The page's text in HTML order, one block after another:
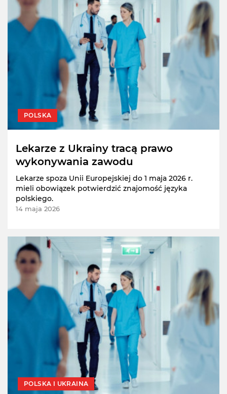
POLSKA
Lekarze z Ukrainy tracą prawo
wykonywania zawodu
Lekarze spoza Unii Europejskiej do 1 maja 2026 r.
mieli obowiązek potwierdzić znajomość języka
polskiego.
14 maja 2026
POLSKA I UKRAINA